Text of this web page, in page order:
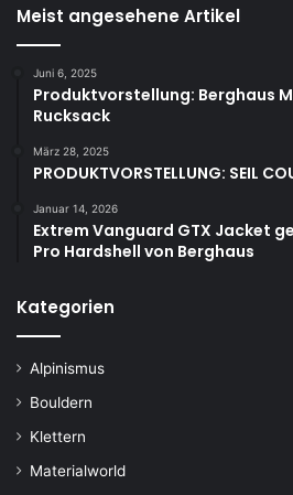
Meist angesehene Artikel
Juni 6, 2025
Produktvorstellung: Berghaus
Rucksack
März 28, 2025
PRODUKTVORSTELLUNG: SEIL
Januar 14, 2026
Extrem Vanguard GTX Jacket
Pro Hardshell von Berghaus
Kategorien
Alpinismus
Bouldern
Klettern
Materialworld